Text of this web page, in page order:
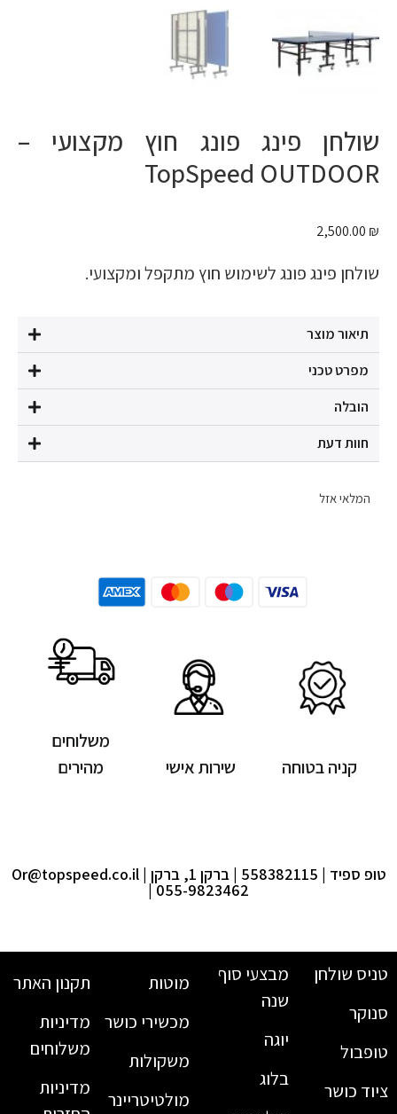
שולחן פינג פונג חוץ מקצועי –
TopSpeed OUTDOOR
2,500.00 ₪
שולחן פינג פונג לשימוש חוץ מתקפל ומקצועי.
תיאור מוצר
מפרט טכני
הובלה
חוות דעת
המלאי אזל
קניה בטוחה שירות אישי
משלוחים
מהירים
טופ ספיד | 558382115 | ברקן 1, ברקן | Or@topspeed.co.il
| 055-9823462
טניס שולחן
סנוקר
טופבול
ציוד כושר
מבצעי סוף
שנה
יוגה
בלוג
מוטות
מכשירי כושר
משקולות
מולטיטריינר
תקנון האתר
מדיניות
משלוחים
מדיניות